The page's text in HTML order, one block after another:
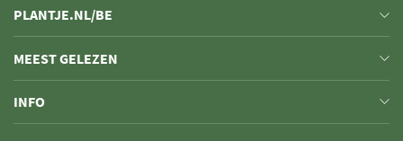
PLANTJE.NL/BE
MEEST GELEZEN
INFO